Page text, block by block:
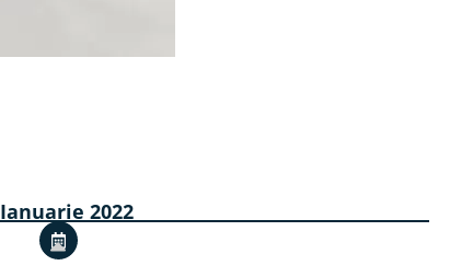
Ianuarie 2022